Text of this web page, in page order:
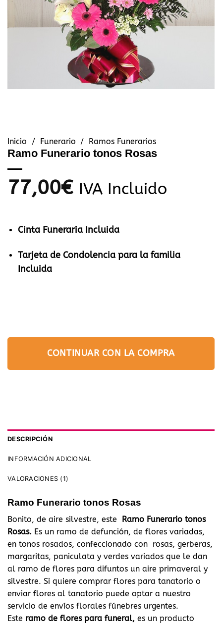
Inicio / Funerario / Ramos Funerarios
Ramo Funerario tonos Rosas
77,00€ IVA Incluido
Cinta Funeraria Incluida
Tarjeta de Condolencia para la familia
Incluida
CONTINUAR CON LA COMPRA
DESCRIPCIÓN
INFORMACIÓN ADICIONAL
VALORACIONES (1)
Ramo Funerario tonos Rosas
Bonito, de aire silvestre, este
Ramo Funerario tonos
Rosas. Es un ramo de defunción, de flores variadas,
en tonos rosados, confeccionado con rosas, gerberas,
margaritas, paniculata y verdes variados que le dan
al ramo de flores para difuntos un aire primaveral y
silvestre. Si quiere comprar flores para tanatorio o
enviar flores al tanatorio puede optar a nuestro
servicio de envíos florales fúnebres urgentes.
Este ramo de flores para funeral, es un producto